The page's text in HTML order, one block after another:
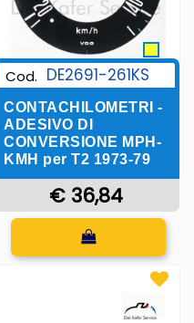
Cod. DE2691-261KS
CONTACHILOMETRI -
ADESIVO DI
CONVERSIONE MPH-
KMH per T2 1973-79
€ 36,84
Quantità